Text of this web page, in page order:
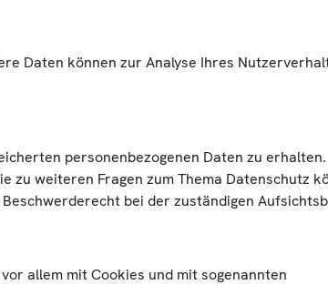
Daten können zur Analyse Ihres
personenbezogenen Daten zu erhalten.
zu weiteren Fragen zum Thema Datenschutz
bei der zuständigen
allem mit Cookies und mit sogenannten